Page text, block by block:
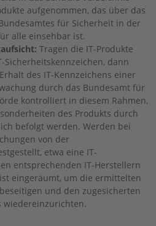
aufgenommen, das über das
für Sicherheit in der
alle einsehbar ist.
Tragen die IT-Produkte
Sicherheitskennzeichen, dann
des IT-Kennzeichens einer
durch das Bundesamt für
kontrolliert in diesem Rahmen,
des Produkts durch
befolgt werden. Werden bei
von der
etwa eine IT-
entsprechenden IT-Herstellern
eingeräumt, um die ermittelten
und den zugesicherten
wiedereinzurichten.